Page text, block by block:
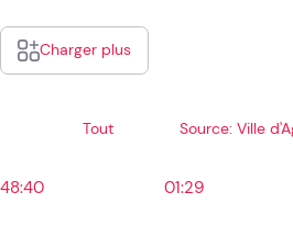
Charger plus
Tout Source: Ville
48:40 01:29